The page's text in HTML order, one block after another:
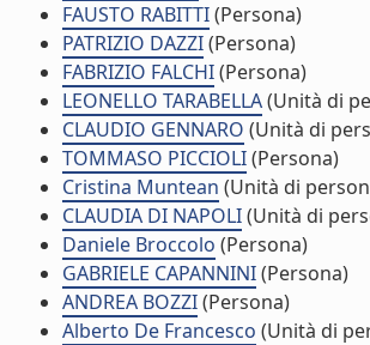
FAUSTO RABITTI(Persona)
PATRIZIO DAZZI(Persona)
FABRIZIO FALCHI(Persona)
LEONELLO TARABELLA(Unità di
CLAUDIO GENNARO (Unità di
TOMMASO PICCIOLI(Persona)
Cristina Muntean (Unità di
CLAUDIA DI NAPOLI(Unità di
Daniele Broccolo (Persona)
GABRIELE CAPANNINI(Persona)
ANDREA BOZZI(Persona)
Alberto De Francesco (Unità di